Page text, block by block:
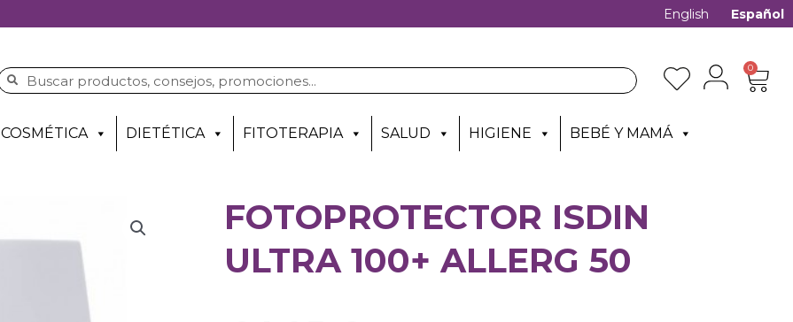
English Español
0
COSMÉTICA DIETÉTICA FITOTERAPIA SALUD HIGIENE BEBÉ Y MAMÁ
FOTOPROTECTOR ISDIN
ULTRA 100+ ALLERG 50